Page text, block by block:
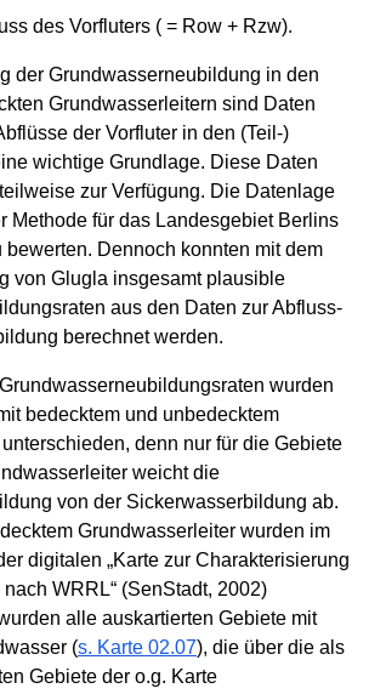
des Vorfluters ( = Row + Rzw).
der Grundwasserneubildung in den
Grundwasserleitern sind Daten
der Vorfluter in den (Teil-)
wichtige Grundlage. Diese Daten
zur Verfügung. Die Datenlage
Methode für das Landesgebiet Berlins
bewerten. Dennoch konnten mit dem
von Glugla insgesamt plausible
aus den Daten zur Abfluss-
berechnet werden.
wurden
bedecktem und unbedecktem
denn nur für die Gebiete
weicht die
von der Sickerwasserbildung ab.
Grundwasserleiter wurden im
digitalen „Karte zur Charakterisierung
WRRL“ (SenStadt, 2002)
alle auskartierten Gebiete mit
(s. Karte 02.07), die über die als
Gebiete der o.g. Karte